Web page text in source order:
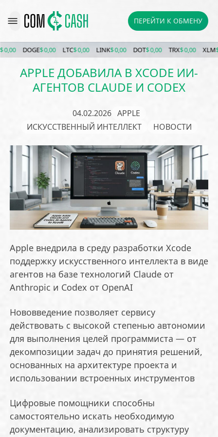
ПЕРЕЙТИ К ОБМЕНУ
DOGE$ 0,00 LTC$ 0,00 LINK$ 0,00 DOT$ 0,00 TRX$ 0,00 XLM$
APPLE ДОБАВИЛА В XCODE ИИ-
АГЕНТОВ CLAUDE И CODEX
04.02.2026 APPLE
ИСКУССТВЕННЫЙ ИНТЕЛЛЕКТ
НОВОСТИ
Apple внедрила в среду разработки Xcode
поддержку искусственного интеллекта в виде
агентов на базе технологий Claude от
Anthropic и Codex от OpenAI
Нововведение позволяет сервису
действовать с высокой степенью автономии
для выполнения целей программиста — от
декомпозиции задач до принятия решений,
основанных на архитектуре проекта и
использовании встроенных инструментов
Цифровые помощники способны
самостоятельно искать необходимую
документацию, анализировать структуру